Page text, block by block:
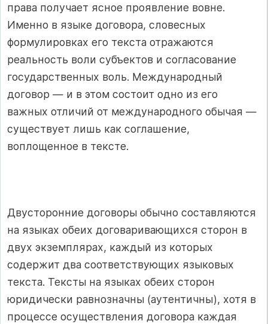
права получает ясное проявление вовне.
Именно в языке договора, словесных
формулировках его текста отражаются
реальность воли субъектов и согласование
государственных воль. Международный
договор — и в этом состоит одно из его
важных отличий от международного обычая —
существует лишь как соглашение,
воплощенное в тексте.
Двусторонние договоры обычно составляются
на языках обеих договаривающихся сторон в
двух экземплярах, каждый из которых
содержит два соответствующих языковых
текста. Тексты на языках обеих сторон
юридически равнозначны (аутентичны), хотя в
процессе осуществления договора каждая